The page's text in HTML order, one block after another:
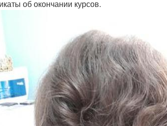
об окончании курсов.